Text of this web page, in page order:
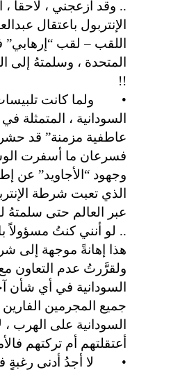
.. وقد أزعجني ، لاحقاً
الإنتربول باعتقال
اللقب – لقب “إرهابي”
المتحدة ، وسلمتهُ إلى
!!
•
ولما كانت
السودانية ، المتمثلة
عاطفية مزمنة” قد
فسرعان ما أسفرت
وجهود “الأجاويد” عن
الذي تعبت شرطة
عبر العالم حتى سلمتهُ
.. لو أنني كنتُ مسؤولاً
هذا إهانةً موجهة إلى
ولقرَّرتُ عدم التعاون
السودانية في أي شأن
جميع المجرمين
السودانية على الهرب ،
أعتقلتهم أم تركتهم
•
لا أجدُ أدنى